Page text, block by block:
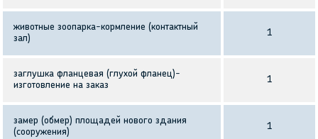
животные зоопарка-кормление (контактный
зал)
1
заглушка фланцевая (глухой фланец)-
изготовление на заказ
1
замер (обмер) площадей нового здания
(сооружения)
1